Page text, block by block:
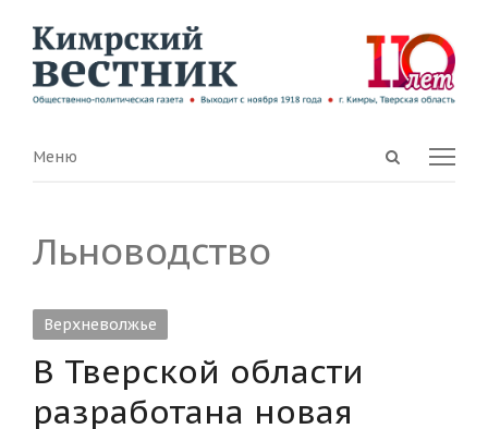
Open
Menu
Меню
Льноводство
Верхневолжье
В Тверской области
разработана новая